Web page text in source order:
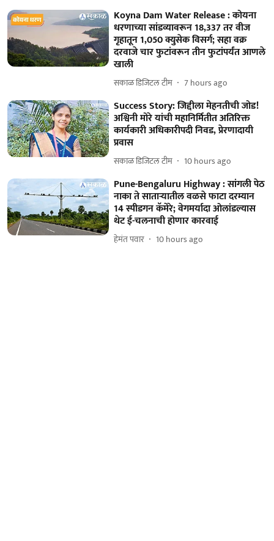
Koyna Dam Water Release : कोयना
धरणाच्या सांडव्यावरून 18,337 तर वीज
गृहातून 1,050 क्युसेक विसर्ग; सहा वक्र
दरवाजे चार फुटांवरून तीन फुटांपर्यंत आणले
खाली
सकाळ डिजिटल टीम 7 hours ago
Success Story: जिद्दीला मेहनतीची जोड!
अश्विनी मोरे यांची महानिर्मितीत अतिरिक्त
कार्यकारी अधिकारीपदी निवड, प्रेरणादायी
प्रवास
सकाळ डिजिटल टीम 10 hours ago
Pune-Bengaluru Highway : सांगली पेठ
नाका ते साताऱ्यातील वळसे फाटा दरम्यान
14 स्पीडगन कॅमेरे; वेगमर्यादा ओलांडल्यास
थेट ई-चलनाची होणार कारवाई
हेमंत पवार 10 hours ago